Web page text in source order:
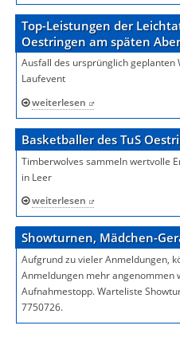
Top-Leistungen der
Oestringen am späten
Ausfall des ursprünglich
Laufevent
weiterlesen
Basketballer des TuS
Timberwolves sammeln wertvolle
in Leer
weiterlesen
Showturnen, Mädchen-
Aufgrund zu vieler Anmeldungen,
Anmeldungen mehr angenommen
Aufnahmestopp. Warteliste
7750726.